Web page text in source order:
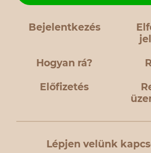
Bejelentkezés
Hogyan rá?
Előfizetés
Lépjen velünk